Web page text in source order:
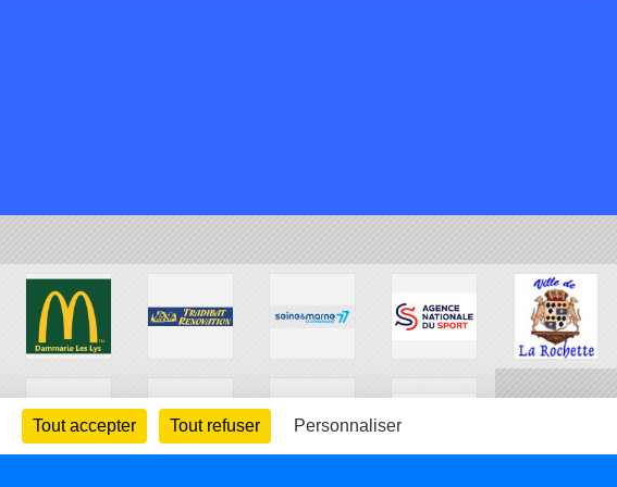
Tout accepter Tout refuser Personnaliser